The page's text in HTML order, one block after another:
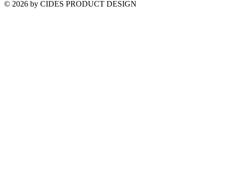
© 2026 by CIDES PRODUCT DESIGN